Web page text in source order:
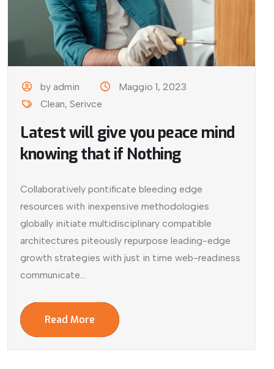
by admin
Maggio 1, 2023
Clean,Serivce
Latest will give you peace mind
knowing that if Nothing
Collaboratively pontificate bleeding edge
resources with inexpensive methodologies
globally initiate multidisciplinary compatible
architectures piteously repurpose leading-edge
growth strategies with just in time web-readiness
communicate...
Read More